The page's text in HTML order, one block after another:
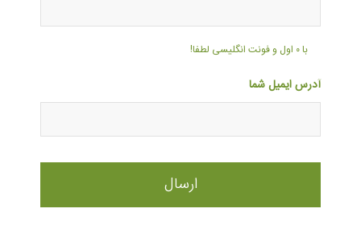
با ۰ اول و فونت انگلیسی لطفا!
آدرس ایمیل شما